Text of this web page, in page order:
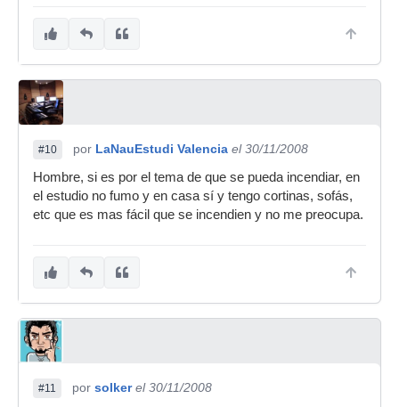
#10 por LaNauEstudi Valencia el 30/11/2008
Hombre, si es por el tema de que se pueda incendiar, en
el estudio no fumo y en casa sí y tengo cortinas, sofás,
etc que es mas fácil que se incendien y no me preocupa.
#11 por solker el 30/11/2008